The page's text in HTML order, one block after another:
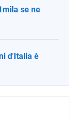
se ne
d'Italia è